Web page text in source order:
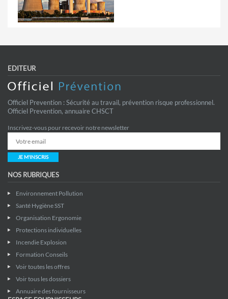
EDITEUR
Officiel Prevention : Sécurité au travail, prévention risque professionnel.
Officiel Prevention, annuaire CHSCT
Inscrivez-vous pour recevoir notre newsletter
JE M'INSCRIS
NOS RUBRIQUES
Environnement Pollution
Santé Hygiène SST
Organisation Ergonomie
Protections individuelles
Incendie Explosion
Formation Conseils
Voir toutes les offres
Voir tous les dossiers
Annuaire des fournisseurs